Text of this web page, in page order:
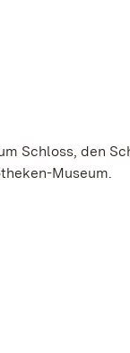
Schloss, den
Museum.